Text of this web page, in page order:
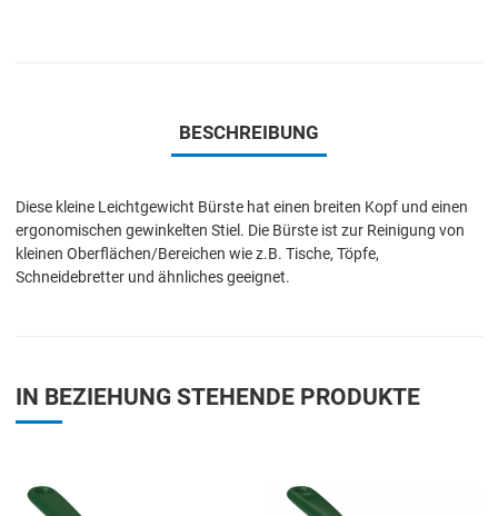
BESCHREIBUNG
Diese kleine Leichtgewicht Bürste hat einen breiten Kopf und einen
ergonomischen gewinkelten Stiel. Die Bürste ist zur Reinigung von
kleinen Oberflächen/Bereichen wie z.B. Tische, Töpfe,
Schneidebretter und ähnliches geeignet.
IN BEZIEHUNG STEHENDE PRODUKTE
Add to Wishlist